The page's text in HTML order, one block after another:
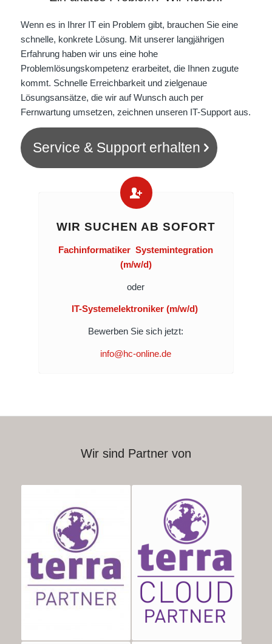
Wenn es in Ihrer IT ein Problem gibt, brauchen Sie eine
schnelle, konkrete Lösung. Mit unserer langjährigen
Erfahrung haben wir uns eine hohe
Problemlösungskompetenz erarbeitet, die Ihnen zugute
kommt. Schnelle Erreichbarkeit und zielgenaue
Lösungsansätze, die wir auf Wunsch auch per
Fernwartung umsetzen, zeichnen unseren IT-Support aus.
Service & Support erhalten
WIR SUCHEN AB SOFORT
Fachinformatiker Systemintegration
(m/w/d)
oder
IT-Systemelektroniker (m/w/d)
Bewerben Sie sich jetzt:
info@hc-online.de
Wir sind Partner von